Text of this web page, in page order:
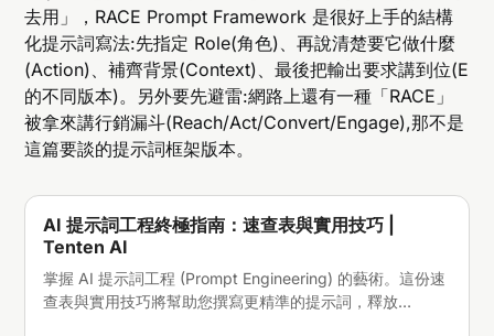
去用」，RACE Prompt Framework 是很好上手的結構
化提示詞寫法:先指定 Role(角色)、再說清楚要它做什麼
(Action)、補齊背景(Context)、最後把輸出要求講到位(E
的不同版本)。另外要先避雷:網路上還有一種「RACE」
被拿來講行銷漏斗(Reach/Act/Convert/Engage),那不是
這篇要談的提示詞框架版本。
AI 提示詞工程終極指南：速查表與實用技巧 |
Tenten AI
掌握 AI 提示詞工程 (Prompt Engineering) 的藝術。這份速
查表與實用技巧將幫助您撰寫更精準的提示詞，釋放